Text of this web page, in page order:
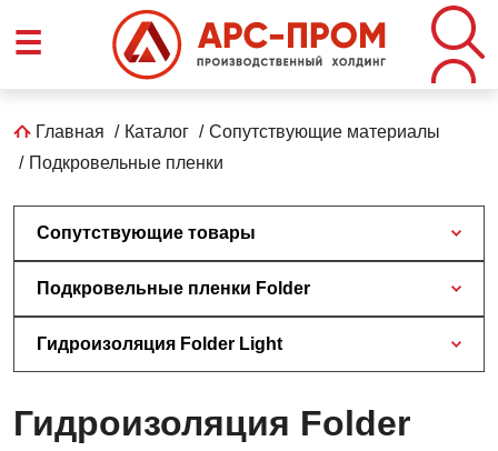
☰
Строка
навигации
Главная Каталог
Сопутствующие материалы
Подкровельные пленки
Сопутствующие товары
Подкровельные пленки Folder
Гидроизоляция Folder Light
Гидроизоляция Folder